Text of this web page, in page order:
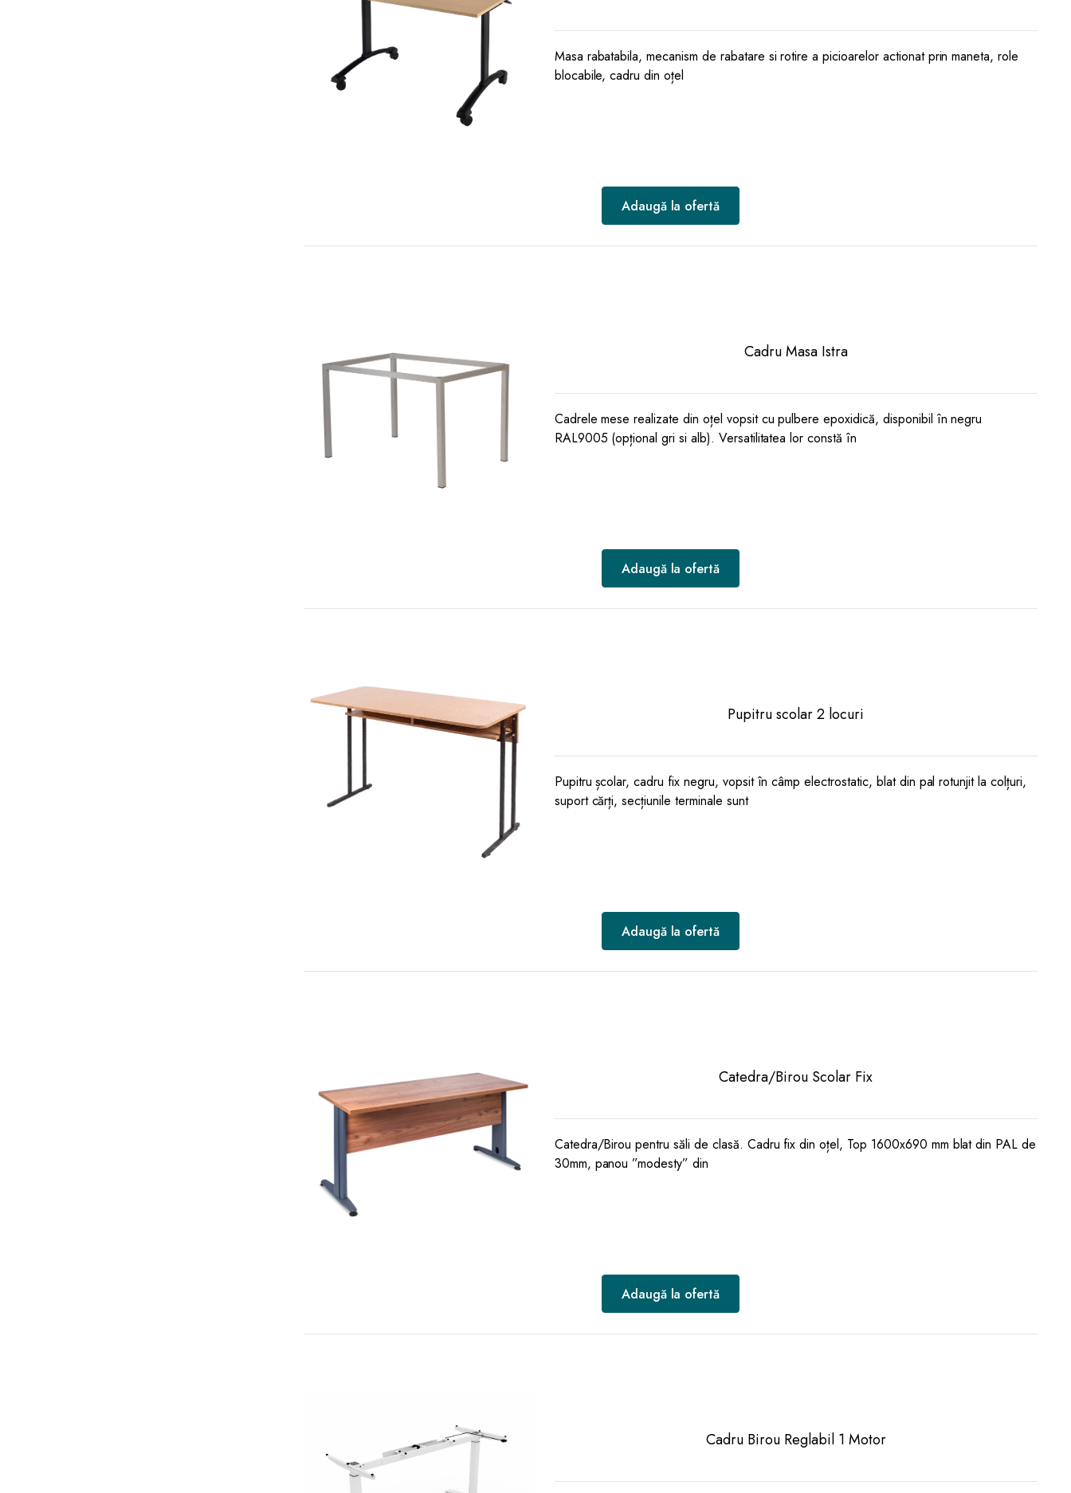
Masa rabatabila, mecanism de rabatare si rotire a picioarelor actionat prin maneta, role
blocabile, cadru din oțel
Adaugă la ofertă
Cadru Masa Istra
Cadrele mese realizate din oțel vopsit cu pulbere epoxidică, disponibil în negru
RAL9005 (opțional gri si alb). Versatilitatea lor constă în
Adaugă la ofertă
Pupitru scolar 2 locuri
Pupitru școlar, cadru fix negru, vopsit în câmp electrostatic, blat din pal rotunjit la colțuri,
suport cărți, secțiunile terminale sunt
Adaugă la ofertă
Catedra/Birou Scolar Fix
Catedra/Birou pentru săli de clasă. Cadru fix din oțel, Top 1600x690 mm blat din PAL de
30mm, panou ”modesty” din
Adaugă la ofertă
Cadru Birou Reglabil 1 Motor